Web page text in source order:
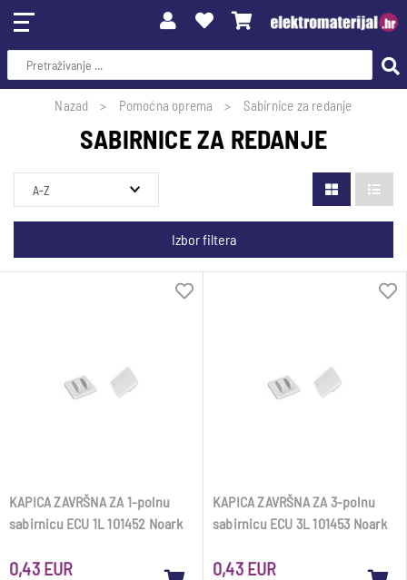
Nazad Pomoćna oprema Sabirnice za redanje
SABIRNICE ZA REDANJE
Izbor filtera
KAPICA ZAVRŠNA ZA 1-polnu
sabirnicu ECU 1L 101452 Noark
0,43 EUR
KAPICA ZAVRŠNA ZA 3-polnu
sabirnicu ECU 3L 101453 Noark
0,43 EUR